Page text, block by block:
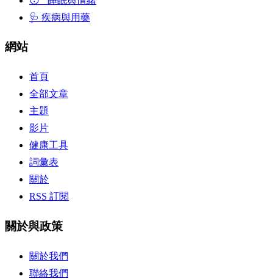
🩺 疾病與用藥
網站
首頁
全部文章
主題
影片
健康工具
詞彙表
關於
RSS 訂閱
關於與政策
關於我們
聯絡我們